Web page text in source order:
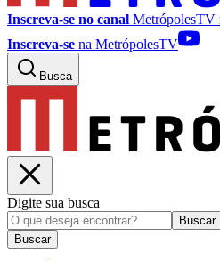
Inscreva-se no canal MetrópolesTV
Inscreva-se na MetrópolesTV
Busca
Digite sua busca
Buscar
Buscar